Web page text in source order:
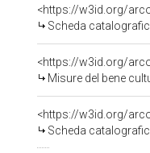
<https://w3id.org/
Scheda
<https://w3id.org/
Misure del bene
<https://w3id.org/
Scheda